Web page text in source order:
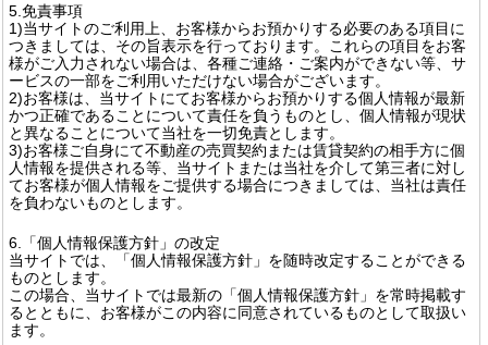
5.免責事項
1)当サイトのご利用上、お客様からお預かりする必要のある項目に
つきましては、その旨表示を行っております。これらの項目をお客
様がご入力されない場合は、各種ご連絡・ご案内ができない等、サ
ービスの一部をご利用いただけない場合がございます。
2)お客様は、当サイトにてお客様からお預かりする個人情報が最新
かつ正確であることについて責任を負うものとし、個人情報が現状
と異なることについて当社を一切免責とします。
3)お客様ご自身にて不動産の売買契約または賃貸契約の相手方に個
人情報を提供される等、当サイトまたは当社を介して第三者に対し
てお客様が個人情報をご提供する場合につきましては、当社は責任
を負わないものとします。
6.「個人情報保護方針」の改定
当サイトでは、「個人情報保護方針」を随時改定することができる
ものとします。
この場合、当サイトでは最新の「個人情報保護方針」を常時掲載す
るとともに、お客様がこの内容に同意されているものとして取扱い
ます。